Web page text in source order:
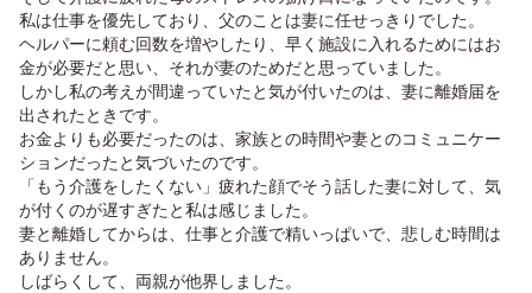
私は仕事を優先しており、父のことは妻に任せっきりでした。
ヘルパーに頼む回数を増やしたり、早く施設に入れるためにはお
金が必要だと思い、それが妻のためだと思っていました。
しかし私の考えが間違っていたと気が付いたのは、妻に離婚届を
出されたときです。
お金よりも必要だったのは、家族との時間や妻とのコミュニケー
ションだったと気づいたのです。
「もう介護をしたくない」疲れた顔でそう話した妻に対して、気
が付くのが遅すぎたと私は感じました。
妻と離婚してからは、仕事と介護で精いっぱいで、悲しむ時間は
ありません。
しばらくして、両親が他界しました。